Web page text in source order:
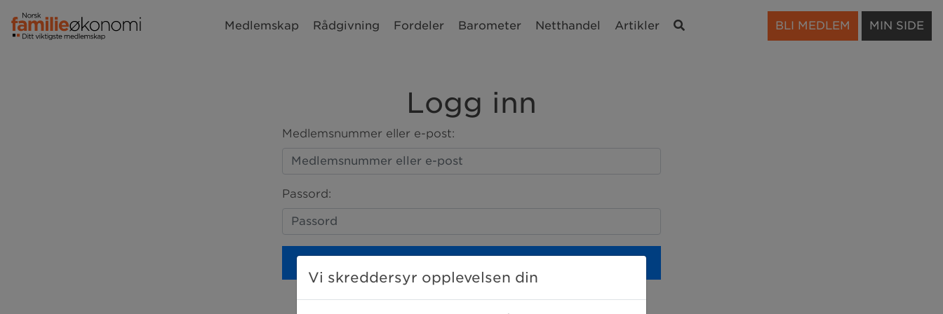
Medlemskap Rådgivning Fordeler Barometer Netthandel Artikler Søk BLI MEDLEM MIN SIDE
Logg inn
Medlemsnummer eller e-post:
Passord:
Vi skreddersyr opplevelsen din